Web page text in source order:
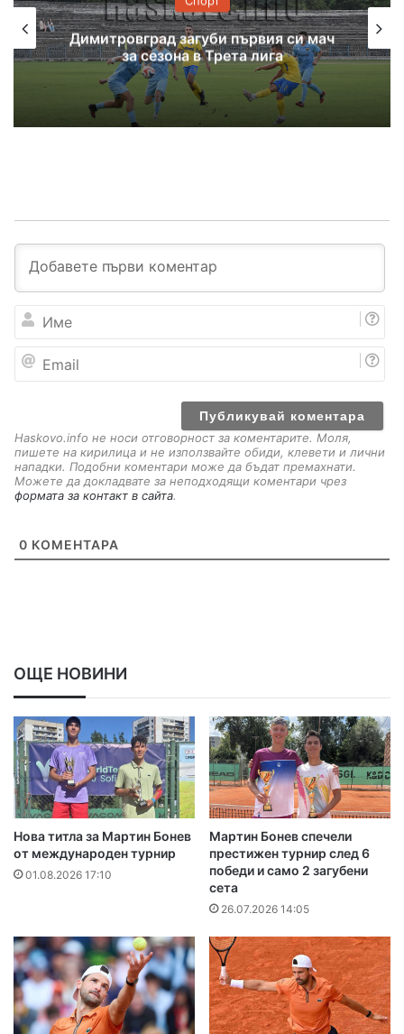
Тенис надеждите с историческо
четвърто място на Световното
първенство
е
a
Haskovo.info не носи отговорност за коментарите. Моля,
пишете на кирилица и не използвайте обиди, клевети и лични
нападки. Подобни коментари може да бъдат премахнати.
Можете да докладвате за неподходящи коментари чрез
формата за контакт в сайта.
0 КОМЕНТАРА
ОЩЕ НОВИНИ
Нова титла за Мартин Бонев
от международен турнир
01.08.2026 17:10
Мартин Бонев спечели
престижен турнир след 6
победи и само 2 загубени
сета
26.07.2026 14:05